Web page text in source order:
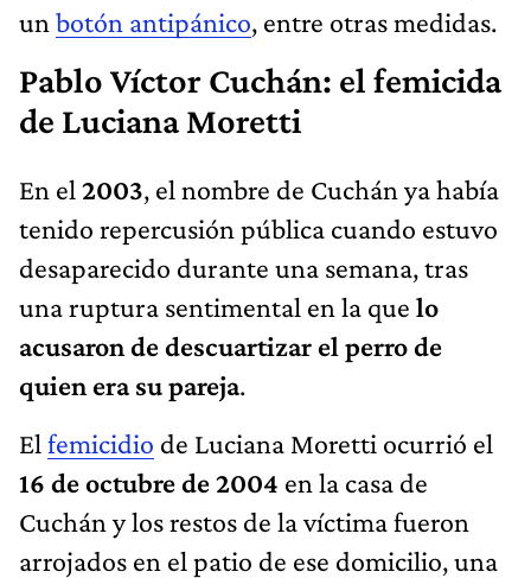
un botón antipánico, entre otras medidas.
Pablo Víctor Cuchán: el femicida
de Luciana Moretti
En el 2003, el nombre de Cuchán ya había
tenido repercusión pública cuando estuvo
desaparecido durante una semana, tras
una ruptura sentimental en la que lo
acusaron de descuartizar el perro de
quien era su pareja.
El femicidio de Luciana Moretti ocurrió el
16 de octubre de 2004 en la casa de
Cuchán y los restos de la víctima fueron
arrojados en el patio de ese domicilio, una